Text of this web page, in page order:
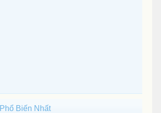
Phổ Biến Nhất